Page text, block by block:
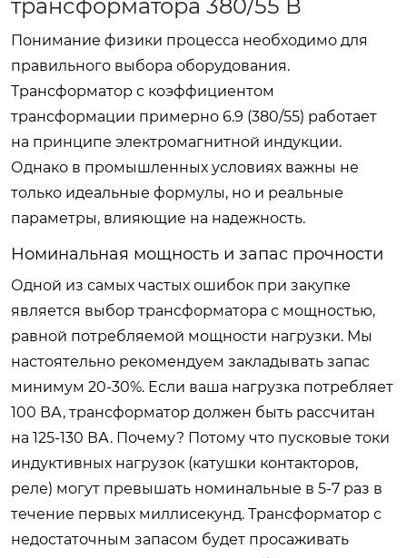
трансформатора 380/55 В
Понимание физики процесса необходимо для
правильного выбора оборудования.
Трансформатор с коэффициентом
трансформации примерно 6.9 (380/55) работает
на принципе электромагнитной индукции.
Однако в промышленных условиях важны не
только идеальные формулы, но и реальные
параметры, влияющие на надежность.
Номинальная мощность и запас прочности
Одной из самых частых ошибок при закупке
является выбор трансформатора с мощностью,
равной потребляемой мощности нагрузки. Мы
настоятельно рекомендуем закладывать запас
минимум 20-30%. Если ваша нагрузка потребляет
100 ВА, трансформатор должен быть рассчитан
на 125-130 ВА. Почему? Потому что пусковые токи
индуктивных нагрузок (катушки контакторов,
реле) могут превышать номинальные в 5-7 раз в
течение первых миллисекунд. Трансформатор с
недостаточным запасом будет просаживать